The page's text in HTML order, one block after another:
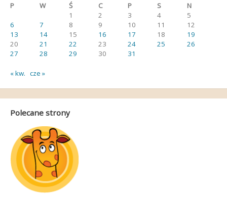
P
W Ś C P S
N
1
2 3 4
5
6
7 8 9 10 11
12
13
14 15 16 17 18
19
20
21 22 23 24 25
26
27
28 29 30 31
« kw. cze »
Polecane strony